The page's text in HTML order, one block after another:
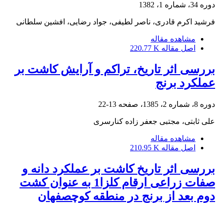
دوره 34، شماره 1، 1382
فرشید اکرم قادری، ناصر لطیفی، جواد رضایی، افشین سلطانی
مشاهده مقاله
اصل مقاله 220.77 K
بررسی اثر تاریخ، تراکم و آرایش کاشت بر
عملکرد برنج
دوره 8، شماره 2، 1385، صفحه 13-22
علی ثابتی، مجتبی جعفر زاده کنارسری
مشاهده مقاله
اصل مقاله 210.95 K
بررسی اثر تاریخ کاشت بر عملکرد دانه و
صفات زراعی ارقام کلزا1 به عنوان کشت
دوم بعد از برنج در منطقه کوچصفهان